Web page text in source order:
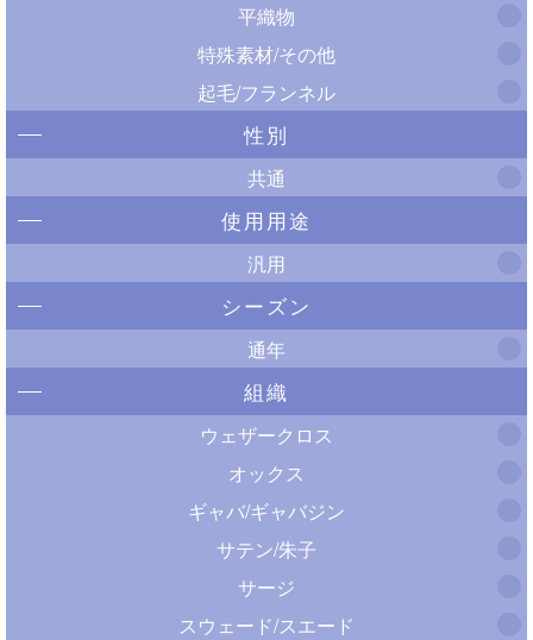
平織物
特殊素材/その他
起毛/フランネル
性別
共通
使用用途
汎用
シーズン
通年
組織
ウェザークロス
オックス
ギャバ/ギャバジン
サテン/朱子
サージ
スウェード/スエード